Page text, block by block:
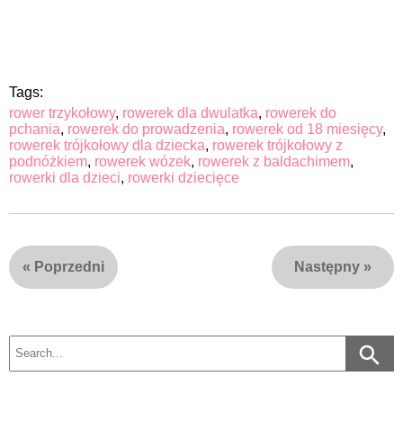
Tags:
rower trzykołowy, rowerek dla dwulatka, rowerek do
pchania, rowerek do prowadzenia, rowerek od 18 miesięcy,
rowerek trójkołowy dla dziecka, rowerek trójkołowy z
podnóżkiem, rowerek wózek, rowerek z baldachimem,
rowerki dla dzieci, rowerki dziecięce
« Poprzedni Następny »